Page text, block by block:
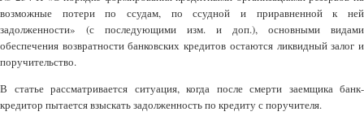
возможные потери по ссудам, по ссудной и приравненной к ней
задолженности» (с последующими изм. и доп.), основными видами
обеспечения возвратности банковских кредитов остаются ликвидный залог и
поручительство.
В статье рассматривается ситуация, когда после смерти заемщика банк-
кредитор пытается взыскать задолженность по кредиту с поручителя.